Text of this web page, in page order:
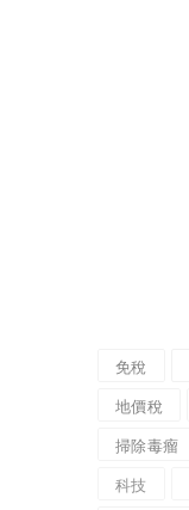
免稅
地價稅
掃除毒瘤
科技